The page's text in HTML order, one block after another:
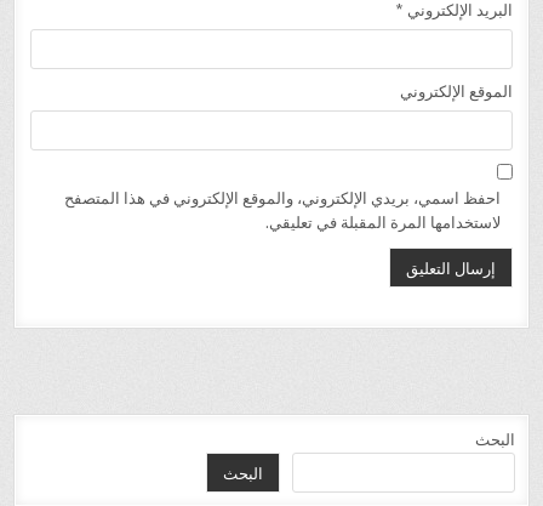
البريد الإلكتروني *
الموقع الإلكتروني
احفظ اسمي، بريدي الإلكتروني، والموقع الإلكتروني في هذا المتصفح
لاستخدامها المرة المقبلة في تعليقي.
البحث
البحث